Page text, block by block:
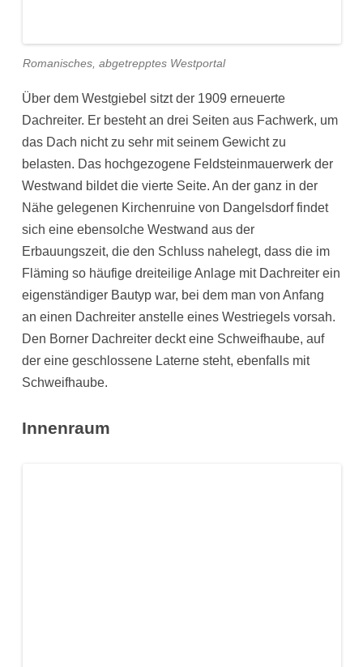
Romanisches, abgetrepptes Westportal
Über dem Westgiebel sitzt der 1909 erneuerte
Dachreiter. Er besteht an drei Seiten aus Fachwerk, um
das Dach nicht zu sehr mit seinem Gewicht zu
belasten. Das hochgezogene Feldsteinmauerwerk der
Westwand bildet die vierte Seite. An der ganz in der
Nähe gelegenen Kirchenruine von Dangelsdorf findet
sich eine ebensolche Westwand aus der
Erbauungszeit, die den Schluss nahelegt, dass die im
Fläming so häufige dreiteilige Anlage mit Dachreiter ein
eigenständiger Bautyp war, bei dem man von Anfang
an einen Dachreiter anstelle eines Westriegels vorsah.
Den Borner Dachreiter deckt eine Schweifhaube, auf
der eine geschlossene Laterne steht, ebenfalls mit
Schweifhaube.
Innenraum